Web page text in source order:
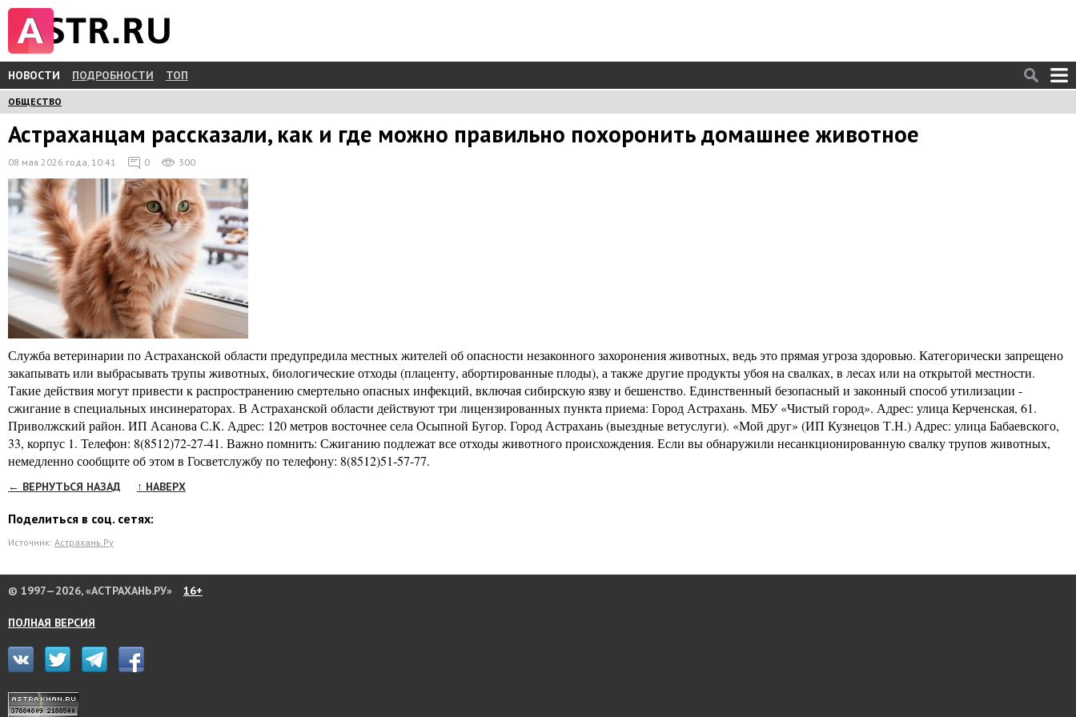
НОВОСТИ ПОДРОБНОСТИ ТОП
ОБЩЕСТВО
Астраханцам рассказали, как и где можно правильно похоронить домашнее животное
08 мая 2026 года, 10:41 0 300
Служба ветеринарии по Астраханской области предупредила местных жителей об опасности незаконного захоронения животных, ведь это прямая угроза здоровью. Категорически запрещено
закапывать или выбрасывать трупы животных, биологические отходы (плаценту, абортированные плоды), а также другие продукты убоя на свалках, в лесах или на открытой местности.
Такие действия могут привести к распространению смертельно опасных инфекций, включая сибирскую язву и бешенство. Единственный безопасный и законный способ утилизации -
сжигание в специальных инсинераторах. В Астраханской области действуют три лицензированных пункта приема: Город Астрахань. МБУ «Чистый город». Адрес: улица Керченская, 61.
Приволжский район. ИП Асанова С.К. Адрес: 120 метров восточнее села Осыпной Бугор. Город Астрахань (выездные ветуслуги). «Мой друг» (ИП Кузнецов Т.Н.) Адрес: улица Бабаевского,
33, корпус 1. Телефон: 8(8512)72‐27‐41. Важно помнить: Сжиганию подлежат все отходы животного происхождения. Если вы обнаружили несанкционированную свалку трупов животных,
немедленно сообщите об этом в Госветслужбу по телефону: 8(8512)51‐57‐77.
← ВЕРНУТЬСЯ НАЗАД ↑ НАВЕРХ
Поделиться в соц. сетях:
Источник: Астрахань.Ру
© 1997—2026, «АСТРАХАНЬ.РУ» 16+
ПОЛНАЯ ВЕРСИЯ